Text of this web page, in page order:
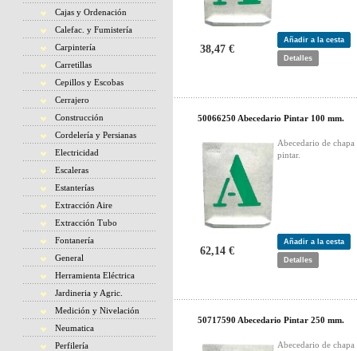
Cajas y Ordenación
Calefac. y Fumistería
Carpintería
Carretillas
Cepillos y Escobas
Cerrajero
Construcción
Cordelería y Persianas
Electricidad
Escaleras
Estanterías
Extracción Aire
Extracción Tubo
Fontanería
General
Herramienta Eléctrica
Jardineria y Agric.
Medición y Nivelación
Neumatica
Perfilería
38,47 €
Añadir a la cesta
Detalles
50066250 Abecedario Pintar 100 mm.
Abecedario de chapa
pintar.
62,14 €
Añadir a la cesta
Detalles
50717590 Abecedario Pintar 250 mm.
Abecedario de chapa